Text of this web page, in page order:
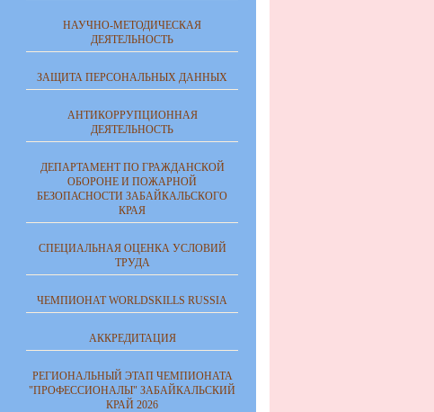
НАУЧНО-МЕТОДИЧЕСКАЯ
ДЕЯТЕЛЬНОСТЬ
ЗАЩИТА ПЕРСОНАЛЬНЫХ ДАННЫХ
АНТИКОРРУПЦИОННАЯ
ДЕЯТЕЛЬНОСТЬ
ДЕПАРТАМЕНТ ПО ГРАЖДАНСКОЙ
ОБОРОНЕ И ПОЖАРНОЙ
БЕЗОПАСНОСТИ ЗАБАЙКАЛЬСКОГО
КРАЯ
СПЕЦИАЛЬНАЯ ОЦЕНКА УСЛОВИЙ
ТРУДА
ЧЕМПИОНАТ WORLDSKILLS RUSSIA
АККРЕДИТАЦИЯ
РЕГИОНАЛЬНЫЙ ЭТАП ЧЕМПИОНАТА
"ПРОФЕССИОНАЛЫ" ЗАБАЙКАЛЬСКИЙ
КРАЙ 2026